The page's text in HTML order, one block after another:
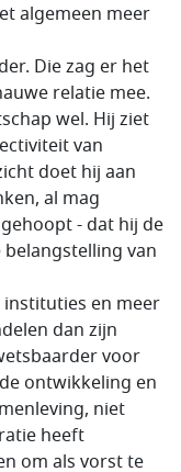
algemeen meer
Die zag er het
relatie mee.
wel. Hij ziet
van
doet hij aan
al mag
- dat hij de
van
en meer
dan zijn
voor
ontwikkeling en
niet
heeft
om als vorst te